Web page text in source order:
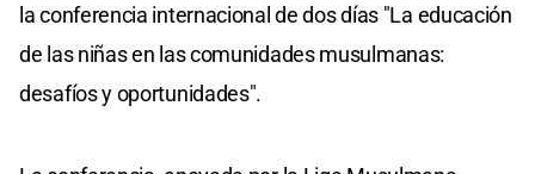
la conferencia internacional de dos días "La educación
de las niñas en las comunidades musulmanas:
desafíos y oportunidades".